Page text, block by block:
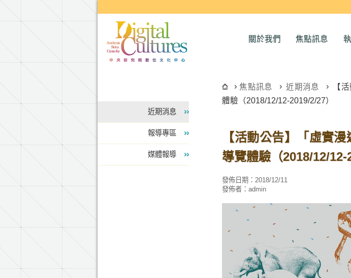
關於我們 焦點訊息
近期消息
報導專區
媒體報導
焦點訊息 近期消息
【活
體驗（2018/12/12-2019/2/27）
【活動公告】「虛實
導覽體驗（2018/12/12-
發佈日期：2018/12/11
發佈者：admin